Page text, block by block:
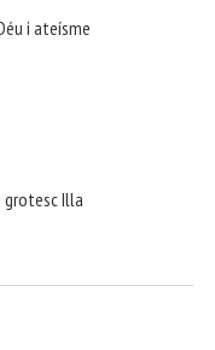
i ateísme
grotesc Illa